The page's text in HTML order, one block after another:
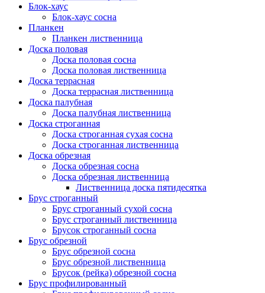
Блок-хаус
Блок-хаус сосна
Планкен
Планкен лиственница
Доска половая
Доска половая сосна
Доска половая лиственница
Доска террасная
Доска террасная лиственница
Доска палубная
Доска палубная лиственница
Доска строганная
Доска строганная сухая сосна
Доска строганная лиственница
Доска обрезная
Доска обрезная сосна
Доска обрезная лиственница
Лиственница доска пятидесятка
Брус строганный
Брус строганный сухой сосна
Брус строганный лиственница
Брусок строганный сосна
Брус обрезной
Брус обрезной сосна
Брус обрезной лиственница
Брусок (рейка) обрезной сосна
Брус профилированный